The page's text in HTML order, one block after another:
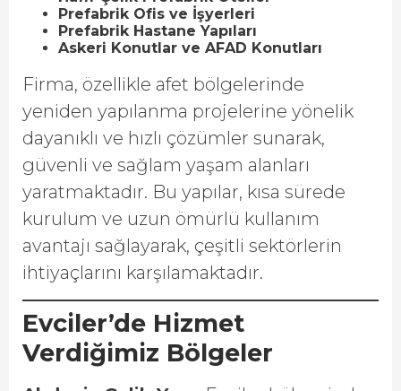
Prefabrik Ofis ve İşyerleri
Prefabrik Hastane Yapıları
Askeri Konutlar ve AFAD Konutları
Firma, özellikle afet bölgelerinde
yeniden yapılanma projelerine yönelik
dayanıklı ve hızlı çözümler sunarak,
güvenli ve sağlam yaşam alanları
yaratmaktadır. Bu yapılar, kısa sürede
kurulum ve uzun ömürlü kullanım
avantajı sağlayarak, çeşitli sektörlerin
ihtiyaçlarını karşılamaktadır.
Evciler’de Hizmet
Verdiğimiz Bölgeler